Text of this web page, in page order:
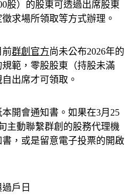
股）的股東可透過出席股東
前群創官方尚未公布2026年的
範，零股股東（持股未滿
開會通知書。如果在3月25
主動聯繫群創的股務代理機
，或是留意電子投票的開啟